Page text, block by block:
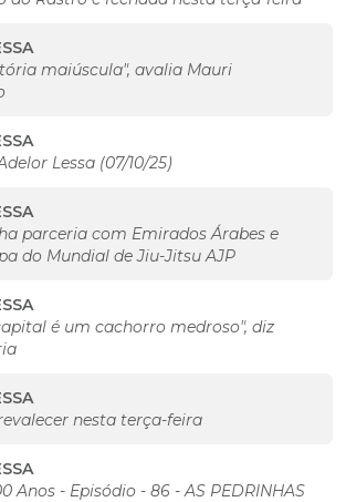
maiúscula", avalia Mauri
Lessa (07/10/25)
parceria com Emirados Árabes e
do Mundial de Jiu-Jitsu AJP
é um cachorro medroso", diz
nesta terça-feira
Anos - Episódio - 86 - AS PEDRINHAS